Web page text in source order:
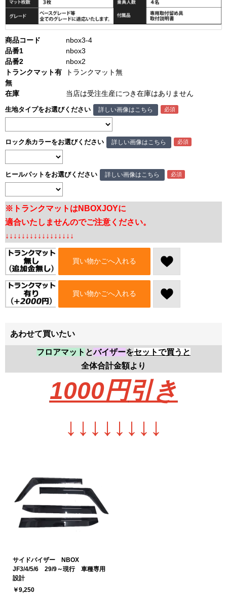
商品コード
nbox3-4
品番1
nbox3
品番2
nbox2
トランクマット有
無
トランクマット無
在庫 当店は受注生産につき在庫はありません
※トランクマットはNBOXJOYに
適合いたしませんのでご注意ください。
↓↓↓↓↓↓↓↓↓↓↓↓↓↓↓↓↓
生地タイプをお選びください 詳しい画像はこちら
ロック糸カラーをお選びください 詳しい画像はこちら
ヒールパットをお選びください 詳しい画像はこちら
買い物かごへ入れる
買い物かごへ入れる
あわせて買いたい
フロアマット とバイザーをセットで買うと
全体合計金額より
1000円引き
↓ ↓ ↓ ↓ ↓ ↓ ↓ ↓
サイドバイザー NBOX
JF3/4/5/6 29/9～現行 車種専用
設計
￥9,250